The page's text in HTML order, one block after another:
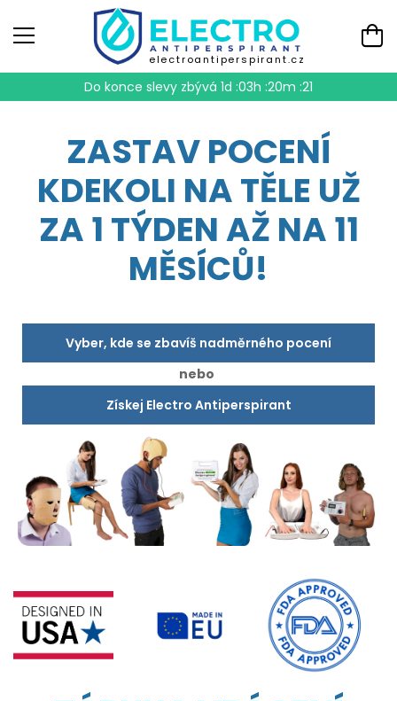
electroantiperspirant.cz
Do konce slevy zbývá 1d :03h :20m :20
ZASTAV POCENÍ
KDEKOLI NA TĚLE UŽ
ZA 1 TÝDEN AŽ NA 11
MĚSÍCŮ!
Vyber, kde se zbavíš nadměrného pocení
nebo
Získej Electro Antiperspirant